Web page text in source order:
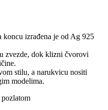
izrađena je od Ag 925
zvezde, dok klizni čvorovi
stilu, a narukvicu nositi
modelima.